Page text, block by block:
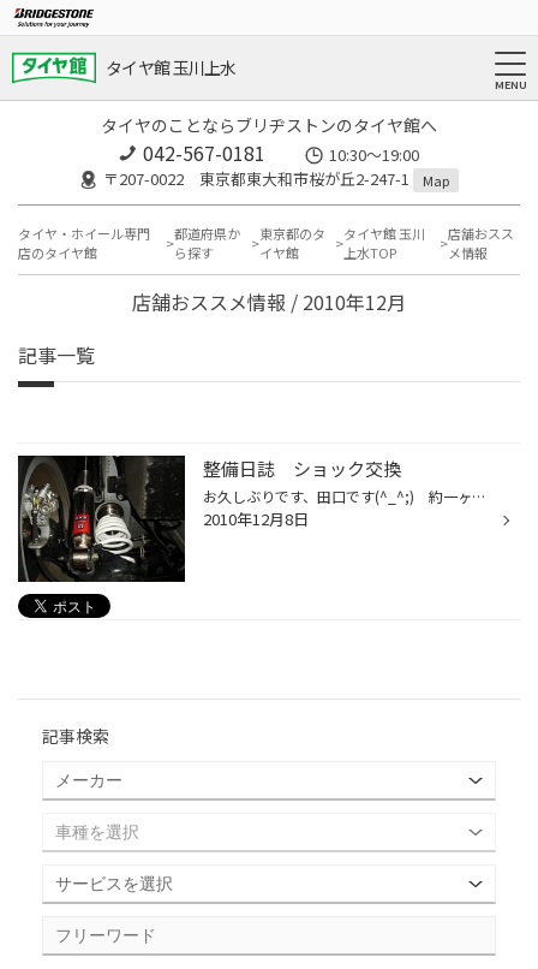
タイヤ館 玉川上水
タイヤのことならブリヂストンのタイヤ館へ
042-567-0181
10:30～19:00
〒207-0022 東京都東大和市桜が丘2-247-1
Map
タイヤ・ホイール専門
店のタイヤ館
都道府県か
ら探す
東京都のタ
イヤ館
タイヤ館 玉川
上水TOP
店舗おスス
メ情報
店舗おススメ情報 / 2010年12月
記事一覧
整備日誌 ショック交換
お久しぶりです、田口です(^_^;) 約一ヶ月ぶりの登場です。 今回のお車は、ホンダ・ＣＲ-Ｚ（Ｍ/Ｔ） 交換パーツ ＨＫＳハイパーマックスⅢ ハイブリッド車にＭ/Ｔなんてレアな車ですが、ショック交換で 車高もバッチリ下がって、動きも良くなり、最後にアライメントも調整して 街乗り～ワインデ...
2010年12月8日
記事検索